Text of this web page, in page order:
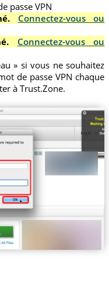
passe VPN
Connectez-vous ou
Connectez-vous ou
» si vous ne souhaitez
de passe VPN chaque
à Trust.Zone.